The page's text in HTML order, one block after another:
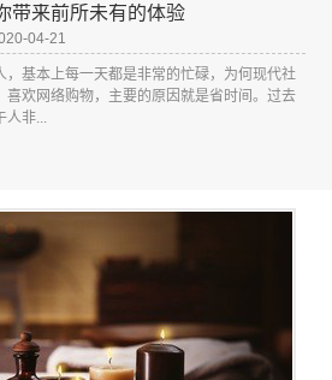
带来前所未有的体验
04-21
，基本上每一天都是非常的忙碌，为何现代社
喜欢网络购物，主要的原因就是省时间。过去
非...